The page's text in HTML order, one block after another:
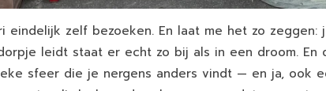
eindelijk zelf bezoeken. En laat me het zo
leidt staat er echt zo bij als in een droom.
sfeer die je nergens anders vindt — en ja, ook